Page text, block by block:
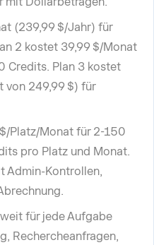
(239,99 $/Jahr) für
2 kostet 39,99 $/Monat
Credits. Plan 3 kostet
von 249,99 $) für
Platz/Monat für 2-150
pro Platz und Monat.
Admin-Kontrollen,
für jede Aufgabe
Rechercheanfragen,